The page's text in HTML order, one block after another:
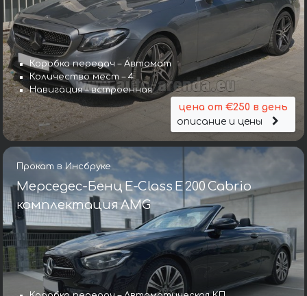
Коробка передач – Автомат
Количество мест – 4
Навигация – встроенная
цена от €250 в день
описание и цены
Прокат в Инсбруке
Мерседес-Бенц E-Class E 200 Cabrio
комплектация AMG